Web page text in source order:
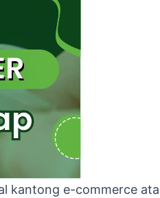
kantong e-commerce